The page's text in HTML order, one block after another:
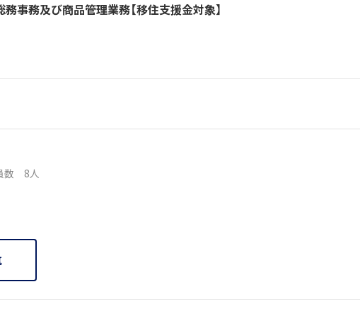
事務及び商品管理業務【移住支援金対象】
数 8人